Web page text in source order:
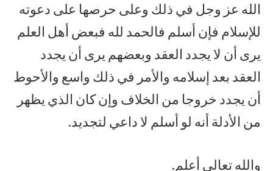
الله عز وجل في ذلك وعلى حرصها على دعوته
للإسلام فإن أسلم فالحمد لله فبعض أهل العلم
يرى أن لا يجدد العقد وبعضهم يرى أن يجدد
العقد بعد إسلامه والأمر في ذلك واسع والأحوط
أن يجدد خروجا من الخلاف وإن كان الذي يظهر
من الأدلة أنه لو أسلم لا داعي لتجديد.
والله تعالى أعلم.